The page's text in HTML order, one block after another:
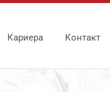
Кариера Контакт